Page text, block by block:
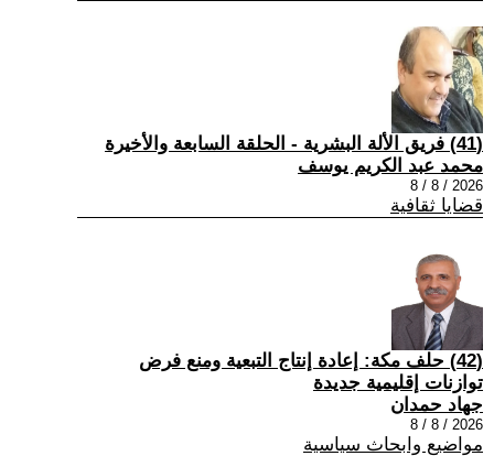
(41) فريق الألة البشرية - الحلقة السابعة والأخيرة
محمد عبد الكريم يوسف
2026 / 8 / 8
قضايا ثقافية
(42) حلف مكة: إعادة إنتاج التبعية ومنع فرض
توازنات إقليمية جديدة
جهاد حمدان
2026 / 8 / 8
مواضيع وابحاث سياسية